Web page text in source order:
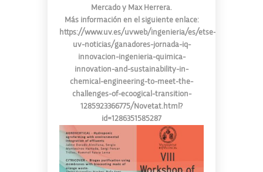
Mercado y Max Herrera.
Más información en el siguiente enlace:
https://www.uv.es/uvweb/ingenieria/es/etse-
uv-noticias/ganadores-jornada-iq-
innovacion-ingenieria-quimica-
innovation-and-sustainability-in-
chemical-engineering-to-meet-the-
challenges-of-ecoogical-transition-
1285923366775/Novetat.html?
id=1286351585287